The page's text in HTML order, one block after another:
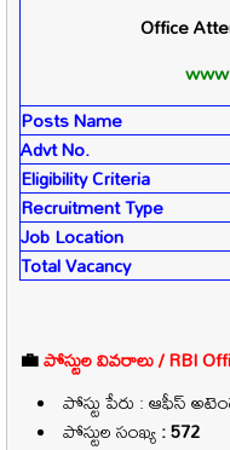
Office
Posts Name
Advt No.
Eligibility Criteria
Recruitment Type
Job Location
Total Vacancy
💼పోస్టుల వివరాలు /RBI
పోస్టు పేరు : ఆఫీస్
పోస్టుల సంఖ్య: 572